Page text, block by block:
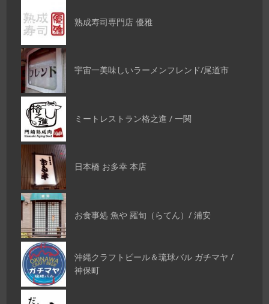
熟成寿司専門店 優雅
宇宙一美味しいラーメンフレンド/尾道市
ミートレストラン格之進 / 一関
日本橋 お多幸 本店
お食事処 魚や 羅旬（らてん）/ 浦安
沖縄クラフトビール＆琉球バル ガチマヤ /
神保町